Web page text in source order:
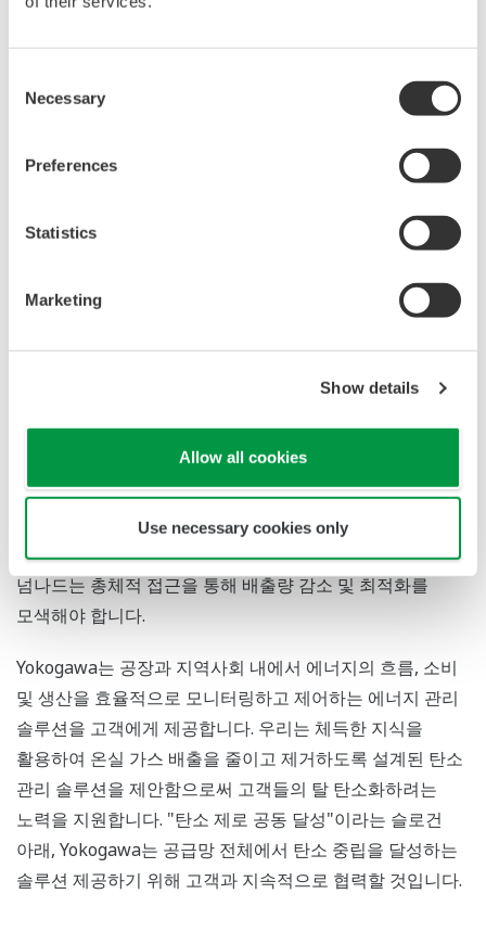
Selection
Necessary
Preferences
Statistics
Marketing
Show details
Allow all cookies
Use necessary cookies only
탄소 관리 솔루션
탄소중립을 위해 노력하는 고객이 늘어나면서 탄소관리의
필요성이 점점 절실해졌습니다. 탄소관리는 현재 온실가스
배출량 수준을 확인하고 이들의 통제와 감축을 위해
지속적으로 노력하는 과정입니다. 특히 제조업에서는 원료
조달에서 폐기 및 재활용에 이르기까지 공급망 전체에 대한
배출량을 시각화하고 개별 기업을 구분하는 경계를
넘나드는 총체적 접근을 통해 배출량 감소 및 최적화를
모색해야 합니다.
Yokogawa는 공장과 지역사회 내에서 에너지의 흐름, 소비
및 생산을 효율적으로 모니터링하고 제어하는 에너지 관리
솔루션을 고객에게 제공합니다. 우리는 체득한 지식을
활용하여 온실 가스 배출을 줄이고 제거하도록 설계된 탄소
관리 솔루션을 제안함으로써 고객들의 탈 탄소화하려는
노력을 지원합니다. "탄소 제로 공동 달성"이라는 슬로건
아래, Yokogawa는 공급망 전체에서 탄소 중립을 달성하는
솔루션 제공하기 위해 고객과 지속적으로 협력할 것입니다.